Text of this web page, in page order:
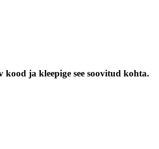
ja kleepige see soovitud kohta.